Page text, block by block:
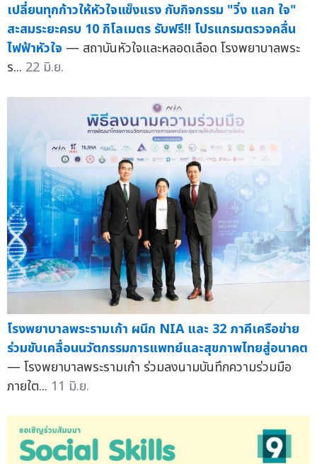
เปลี่ยนทุกก้าวให้หัวใจแข็งแรง กับกิจกรรม "วิ่ง แลก ใจ"
สะสมระยะครบ 10 กิโลเมตร รับฟรี!! โปรแกรมตรวจคลื่น
ไฟฟ้าหัวใจ — สถาบันหัวใจและหลอดเลือด โรงพยาบาลพระ
ร... 22 มิ.ย.
โรงพยาบาลพระรามเก้า ผนึก NIA และ 32 ภาคีเครือข่าย
ร่วมขับเคลื่อนนวัตกรรมการแพทย์และสุขภาพไทยสู่อนาคต
— โรงพยาบาลพระรามเก้า ร่วมลงนามบันทึกความร่วมมือ
ภายใต... 11 มิ.ย.